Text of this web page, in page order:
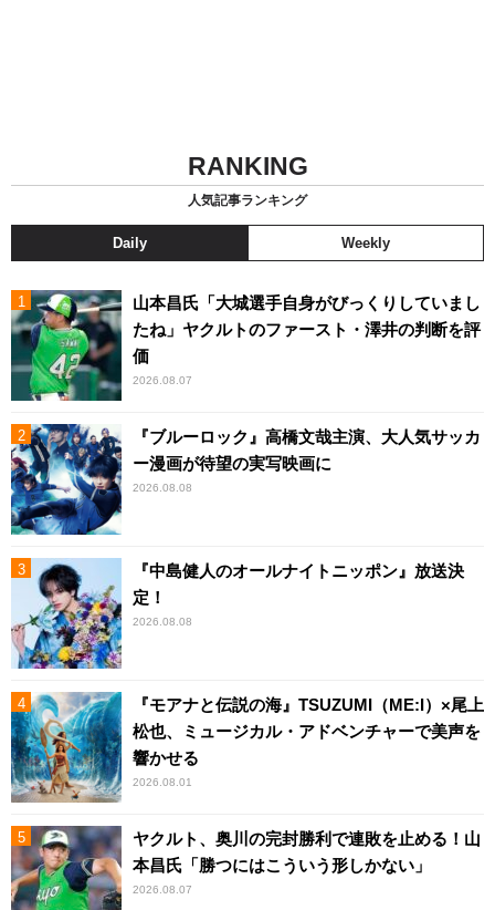
RANKING
人気記事ランキング
Daily Weekly
山本昌氏「大城選手自身がびっくりしていまし
たね」ヤクルトのファースト・澤井の判断を評
価
2026.08.07
『ブルーロック』高橋文哉主演、大人気サッカ
ー漫画が待望の実写映画に
2026.08.08
『中島健人のオールナイトニッポン』放送決
定！
2026.08.08
『モアナと伝説の海』TSUZUMI（ME:I）×尾上
松也、ミュージカル・アドベンチャーで美声を
響かせる
2026.08.01
ヤクルト、奥川の完封勝利で連敗を止める！山
本昌氏「勝つにはこういう形しかない」
2026.08.07